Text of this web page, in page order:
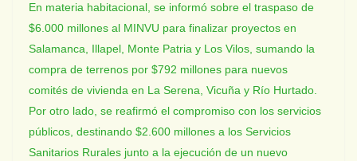
En materia habitacional, se informó sobre el traspaso de
$6.000 millones al MINVU para finalizar proyectos en
Salamanca, Illapel, Monte Patria y Los Vilos, sumando la
compra de terrenos por $792 millones para nuevos
comités de vivienda en La Serena, Vicuña y Río Hurtado.
Por otro lado, se reafirmó el compromiso con los servicios
públicos, destinando $2.600 millones a los Servicios
Sanitarios Rurales junto a la ejecución de un nuevo